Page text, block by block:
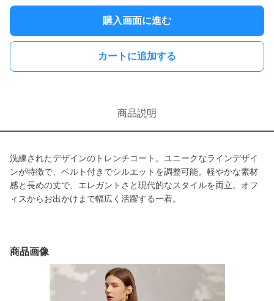
購入画面に進む
カートに追加する
商品説明
洗練されたデザインのトレンチコート。ユニークなラインデザイ
ンが特徴で、ベルト付きでシルエットを調整可能。軽やかな素材
感と長めの丈で、エレガントさと現代的なスタイルを両立。オフ
ィスからお出かけまで幅広く活躍する一着。
商品画像